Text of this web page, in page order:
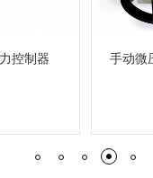
手动微压泵 手动气压泵 手动液压泵